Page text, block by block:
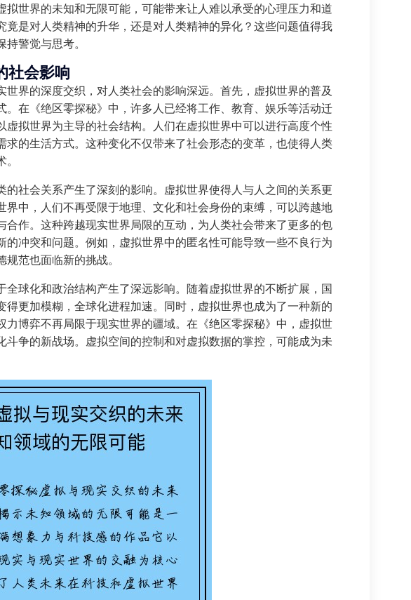
拟世界的未知和无限可能，可能带来让人难以承受的心理压力和道
竟是对人类精神的升华，还是对人类精神的异化？这些问题值得我
警觉与思考。
社会影响
世界的深度交织，对人类社会的影响深远。首先，虚拟世界的普及
。在《绝区零探秘》中，许多人已经将工作、教育、娱乐等活动迁
虚拟世界为主导的社会结构。人们在虚拟世界中可以进行高度个性
求的生活方式。这种变化不仅带来了社会形态的变革，也使得人类
的社会关系产生了深刻的影响。虚拟世界使得人与人之间的关系更
界中，人们不再受限于地理、文化和社会身份的束缚，可以跨越地
合作。这种跨越现实世界局限的互动，为人类社会带来了更多的包
的冲突和问题。例如，虚拟世界中的匿名性可能导致一些不良行为
范也面临新的挑战。
全球化和政治结构产生了深远影响。随着虚拟世界的不断扩展，国
得更加模糊，全球化进程加速。同时，虚拟世界也成为了一种新的
力博弈不再局限于现实世界的疆域。在《绝区零探秘》中，虚拟世
斗争的新战场。虚拟空间的控制和对虚拟数据的掌控，可能成为未